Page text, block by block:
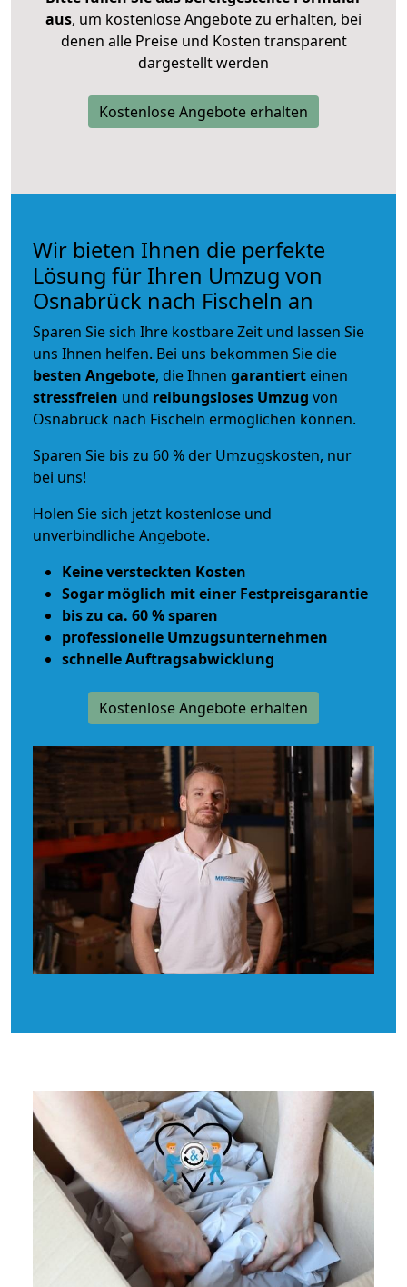
aus, um kostenlose Angebote zu erhalten, bei
denen alle Preise und Kosten transparent
dargestellt werden
Kostenlose Angebote erhalten
Wir bieten Ihnen die perfekte
Lösung für Ihren Umzug von
Osnabrück nach Fischeln an
Sparen Sie sich Ihre kostbare Zeit und lassen Sie
uns Ihnen helfen. Bei uns bekommen Sie die
besten Angebote, die Ihnen garantiert einen
stressfreien und reibungsloses Umzug von
Osnabrück nach Fischeln ermöglichen können.
Sparen Sie bis zu 60 % der Umzugskosten, nur
bei uns!
Holen Sie sich jetzt kostenlose und
unverbindliche Angebote.
Keine versteckten Kosten
Sogar möglich mit einer Festpreisgarantie
bis zu ca. 60 % sparen
professionelle Umzugsunternehmen
schnelle Auftragsabwicklung
Kostenlose Angebote erhalten